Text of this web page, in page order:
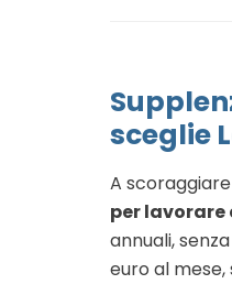
sceglie
A
per lavorare
annuali,
euro al